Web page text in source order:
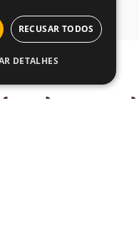
do mundo
RECUSAR TODOS
DETALHES